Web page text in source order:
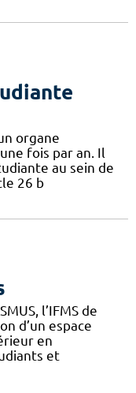
organe
fois par an. Il
au sein de
26 b
l’IFMS de
d’un espace
en
et